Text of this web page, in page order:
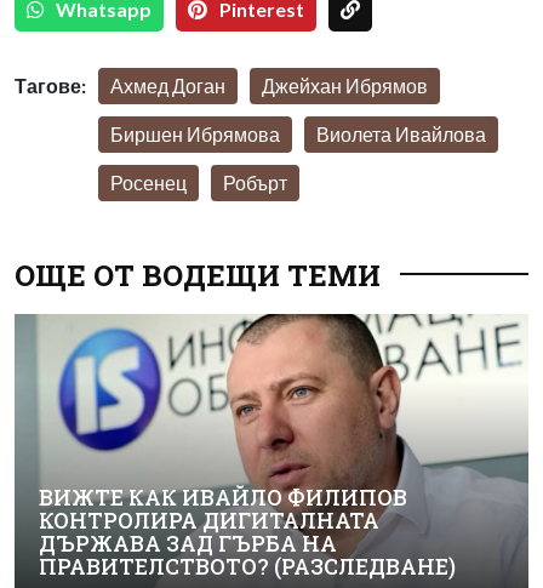
Whatsapp Pinterest
Тагове: Ахмед Доган Джейхан Ибрямов
Биршен Ибрямова Виолета Ивайлова
Росенец Робърт
ОЩЕ ОТ ВОДЕЩИ ТЕМИ
ВИЖТЕ КАК ИВАЙЛО ФИЛИПОВ
КОНТРОЛИРА ДИГИТАЛНАТА
ДЪРЖАВА ЗАД ГЪРБА НА
ПРАВИТЕЛСТВОТО? (РАЗСЛЕДВАНЕ)